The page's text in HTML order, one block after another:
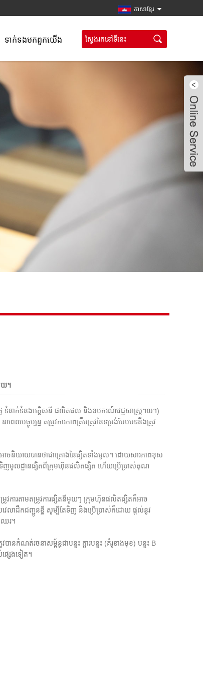
ភាសាខ្មែរ
ទាក់ទង​មក​ពួក​យើង
យ។
ងៃ ទំនាក់ទំនងអគ្គិសនី ផលិតផល និងឧបករណ៍វេជ្ជសាស្ត្រ។ល។)
ច្ចុប្បន្ន តម្រូវការភាពត្រឹមត្រូវនៃទម្រង់បែបបទនឹងត្រូវ
អាចនិយាយបានថាជាគ្រោងនៃផ្សិតទាំងមូល។ ដោយសារភាពខុស
ាទិញមូលដ្ឋានផ្សិតពីក្រុមហ៊ុនផលិតផ្សិត ហើយប្រើប្រាស់គុណ
ម្រូវការតាមតម្រូវការផ្សិតនីមួយៗ ក្រុមហ៊ុនផលិតផ្សិតក៏អាច
វេលាដឹកជញ្ជូនខ្លី សូម្បីតែទិញ និងប្រើប្រាស់ក៏ដោយ ផ្តល់នូវ
ឈរ។
ត់រចនាសម្ព័ន្ធជាបន្ទះ ក្តារបន្ទះ (គំរូខាងមុខ) បន្ទះ B
ផ្សេងទៀត។